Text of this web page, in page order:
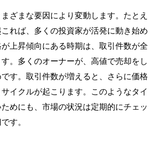
ざまな要因により変動します。たとえ
れば、多くの投資家が活発に動き始め
上昇傾向にある時期は、取引件数が全
。多くのオーナーが、高値で売却をし
す。取引件数が増えると、さらに価格
イクルが起こります。このようなタイ
めにも、市場の状況は定期的にチェッ
す。